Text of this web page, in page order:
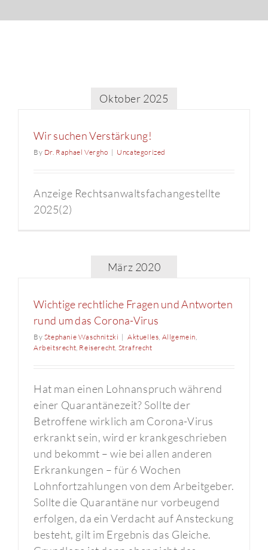
Oktober 2025
Wir suchen Verstärkung!
By Dr. Raphael Vergho | Uncategorized
Anzeige Rechtsanwaltsfachangestellte
2025(2)
März 2020
Wichtige rechtliche Fragen und Antworten
rund um das Corona-Virus
By Stephanie Waschnitzki | Aktuelles, Allgemein,
Arbeitsrecht, Reiserecht, Strafrecht
Hat man einen Lohnanspruch während
einer Quarantänezeit? Sollte der
Betroffene wirklich am Corona-Virus
erkrankt sein, wird er krankgeschrieben
und bekommt – wie bei allen anderen
Erkrankungen – für 6 Wochen
Lohnfortzahlungen von dem Arbeitgeber.
Sollte die Quarantäne nur vorbeugend
erfolgen, da ein Verdacht auf Ansteckung
besteht, gilt im Ergebnis das Gleiche.